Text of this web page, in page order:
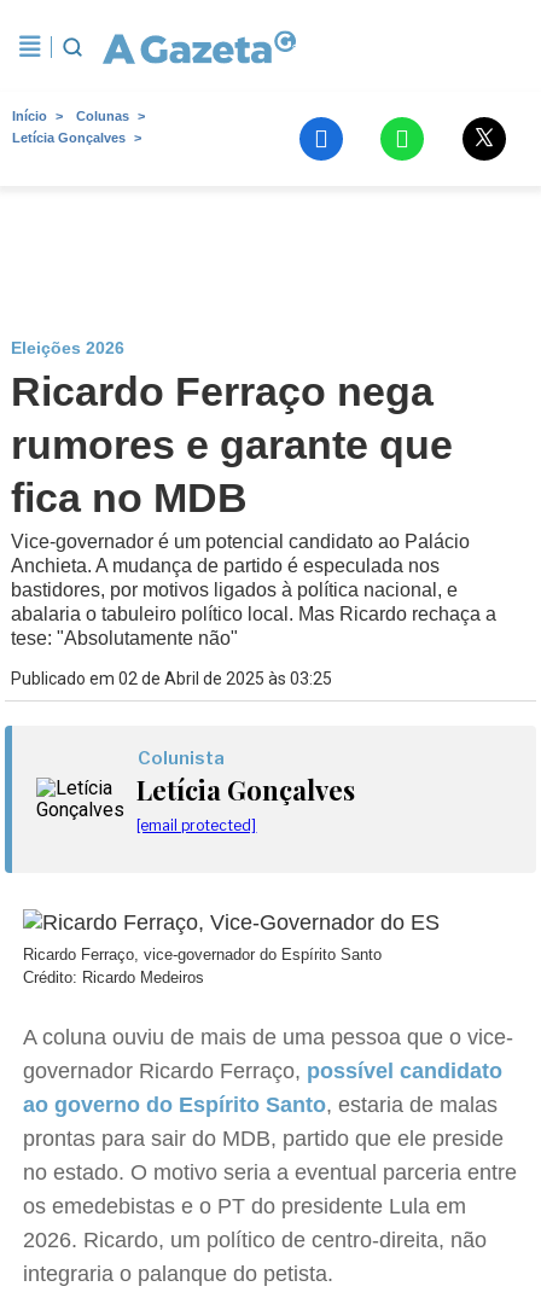
Início
Colunas
Letícia Gonçalves
Eleições 2026
Ricardo Ferraço nega
rumores e garante que
fica no MDB
Vice-governador é um potencial candidato ao Palácio
Anchieta. A mudança de partido é especulada nos
bastidores, por motivos ligados à política nacional, e
abalaria o tabuleiro político local. Mas Ricardo rechaça a
tese: "Absolutamente não"
Publicado em 02 de Abril de 2025 às 03:25
Colunista
Letícia Gonçalves
[email protected]
Ricardo Ferraço, vice-governador do Espírito Santo
Crédito: Ricardo Medeiros
A coluna ouviu de mais de uma pessoa que o vice-
governador Ricardo Ferraço, possível candidato
ao governo do Espírito Santo, estaria de malas
prontas para sair do MDB, partido que ele preside
no estado. O motivo seria a eventual parceria entre
os emedebistas e o PT do presidente Lula em
2026. Ricardo, um político de centro-direita, não
integraria o palanque do petista.